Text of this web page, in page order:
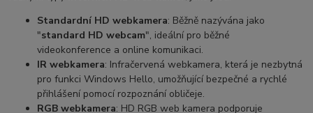
Standardní HD webkamera: Běžně nazývána jako
"standard HD webcam", ideální pro běžné
videokonference a online komunikaci.
IR webkamera: Infračervená webkamera, která je nezbytná
pro funkci Windows Hello, umožňující bezpečné a rychlé
přihlášení pomocí rozpoznání obličeje.
RGB webkamera: HD RGB web kamera podporuje